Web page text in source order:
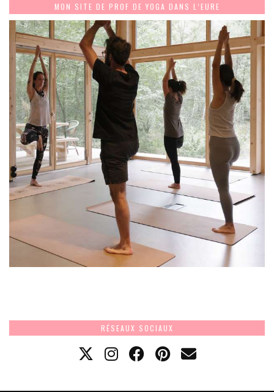
MON SITE DE PROF DE YOGA DANS L’EURE
RÉSEAUX SOCIAUX